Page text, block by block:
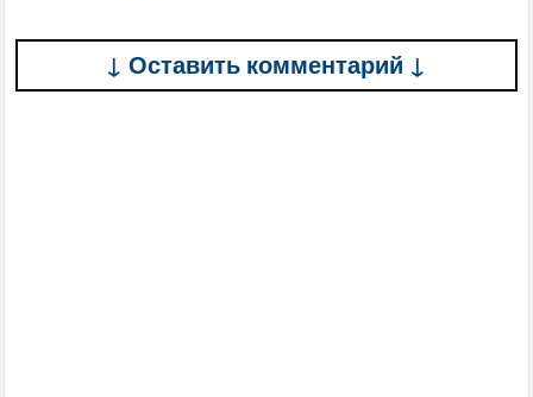
↓ Оставить комментарий ↓